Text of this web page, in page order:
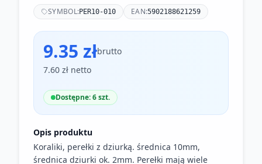
SYMBOL:PER10-010 EAN:5902188621259
9.35 złbrutto
7.60 zł netto
Dostępne: 6 szt.
Opis produktu
Koraliki, perełki z dziurką. średnica 10mm,
średnica dziurki ok. 2mm. Perełki mają wiele